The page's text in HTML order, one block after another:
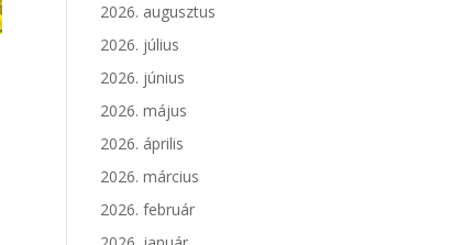
2026. augusztus
2026. július
2026. június
2026. május
2026. április
2026. március
2026. február